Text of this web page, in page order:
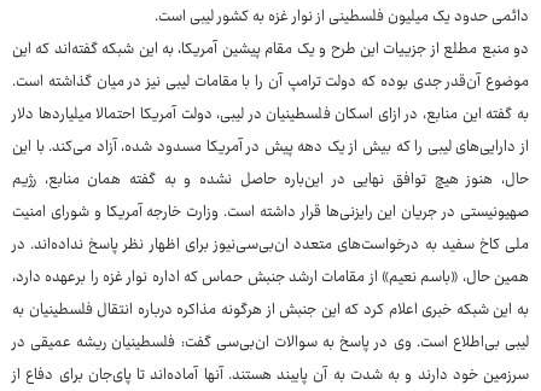
دائمی حدود یک میلیون فلسطینی از نوار غزه به کشور لیبی است.
دو منبع مطلع از جزییات این طرح و یک مقام پیشین آمریکا، به این شبکه گفته‌اند که این
موضوع آن‌قدر جدی بوده که دولت ترامپ آن را با مقامات لیبی نیز در میان گذاشته است.
به گفته این منابع، در ازای اسکان فلسطینیان در لیبی، دولت آمریکا احتمالا میلیاردها دلار
از دارایی‌های لیبی را که بیش از یک دهه پیش در آمریکا مسدود شده، آزاد می‌کند. با این
حال، هنوز هیچ توافق نهایی در این‌باره حاصل نشده و به گفته همان منابع، رژیم
صهیونیستی در جریان این رایزنی‌ها قرار داشته است. وزارت خارجه آمریکا و شورای امنیت
ملی کاخ سفید به درخواست‌های متعدد ان‌بی‌سی‌نیوز برای اظهار نظر پاسخ نداده‌اند. در
همین حال، «باسم نعیم» از مقامات ارشد جنبش حماس که اداره نوار غزه را برعهده دارد،
به این شبکه خبری اعلام کرد که این جنبش از هرگونه مذاکره درباره انتقال فلسطینیان به
لیبی بی‌اطلاع است. وی در پاسخ به سوالات ان‌بی‌سی گفت: فلسطینیان ریشه عمیقی در
سرزمین خود دارند و به شدت به آن پایبند هستند. آنها آماده‌اند تا پای‌جان برای دفاع از